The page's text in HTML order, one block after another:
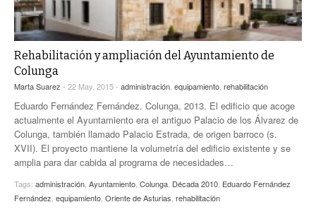
Rehabilitación y ampliación del Ayuntamiento de
Colunga
Marta Suarez - 22 May, 2015 - administración equipamiento rehabilitación
Eduardo Fernández Fernández. Colunga, 2013. El edificio que acoge
actualmente el Ayuntamiento era el antiguo Palacio de los Álvarez de
Colunga, también llamado Palacio Estrada, de origen barroco (s.
XVII). El proyecto mantiene la volumetría del edificio existente y se
amplia para dar cabida al programa de necesidades…
Tags: administración Ayuntamiento Colunga Década 2010 Eduardo Fernández
Fernández equipamiento Oriente de Asturias rehabilitación